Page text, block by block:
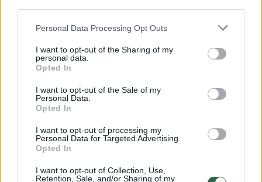
Personal Data Processing Opt Outs
I want to opt-out of the Sharing of my
personal data.
Opted In
I want to opt-out of the Sale of my
Personal Data.
Opted In
I want to opt-out of processing my
Personal Data for Targeted Advertising.
Opted In
I want to opt-out of Collection, Use,
Retention, Sale, and/or Sharing of my
Vaizdai iš tragiškos avarijos Vilniaus r.: dviejų moterų ir
32 laipsnių šilumos
Žinios
Nufilmavo, kaip patvino Vilniaus Vakarinis aplinkkelis:
vaizdas pribloškia